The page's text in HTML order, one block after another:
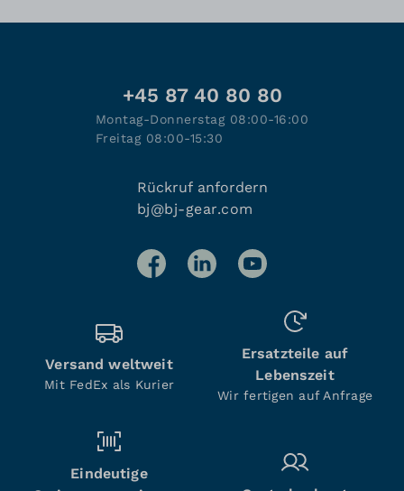
+45 87 40 80 80
Montag-Donnerstag 08:00-16:00
Freitag 08:00-15:30
Rückruf anfordern
bj@bj-gear.com
Versand weltweit
Mit FedEx als Kurier
Ersatzteile auf
Lebenszeit
Wir fertigen auf Anfrage
Eindeutige